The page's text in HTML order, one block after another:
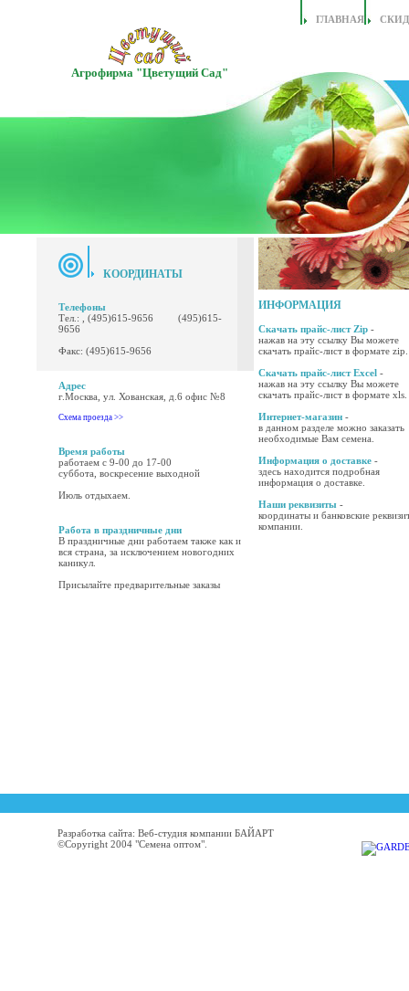
Агрофирма "Цветущий Сад"
ГЛАВНАЯ
КООРДИНАТЫ
Телефоны
Тел.: , (495)615-9656 (495)615-
9656
Факс: (495)615-9656
Адрес
г.Москва, ул. Хованская, д.6 офис №8
Схема проезда >>
Время работы
работаем с 9-00 до 17-00
суббота, воскресение выходной
Июль отдыхаем.
Работа в праздничные дни
В праздничные дни работаем также как и
вся страна, за исключением новогодних
каникул.
Присылайте предварительные заказы
ИНФОРМАЦИЯ
Скачать прайс-лист Zip -
нажав на эту ссылку Вы можете
скачать прайс-лист в формате zip.
Скачать прайс-лист Excel -
нажав на эту ссылку Вы можете
скачать прайс-лист в формате xls.
Интернет-магазин -
в данном разделе можно заказать
необходимые Вам семена.
Информация о доставке -
здесь находится подробная
информация о доставке.
Наши реквизиты -
координаты и банковские
компании.
Разработка сайта: Веб-студия компании БАЙАРТ
©Copyright 2004 "Семена оптом".